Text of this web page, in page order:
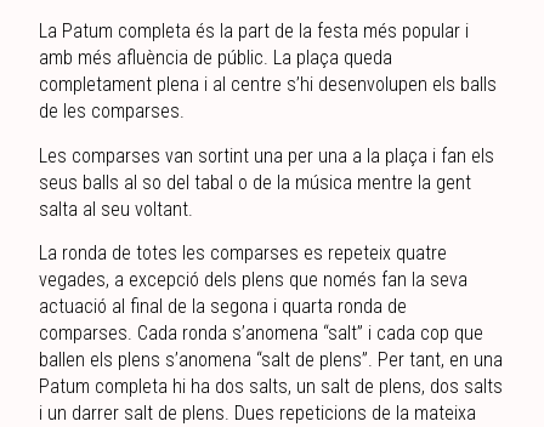
La Patum completa és la part de la festa més popular i
amb més afluència de públic. La plaça queda
completament plena i al centre s’hi desenvolupen els balls
de les comparses.
Les comparses van sortint una per una a la plaça i fan els
seus balls al so del tabal o de la música mentre la gent
salta al seu voltant.
La ronda de totes les comparses es repeteix quatre
vegades, a excepció dels plens que només fan la seva
actuació al final de la segona i quarta ronda de
comparses. Cada ronda s’anomena “salt” i cada cop que
ballen els plens s’anomena “salt de plens”. Per tant, en una
Patum completa hi ha dos salts, un salt de plens, dos salts
i un darrer salt de plens. Dues repeticions de la mateixa